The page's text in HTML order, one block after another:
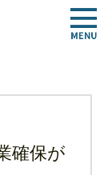
確保が